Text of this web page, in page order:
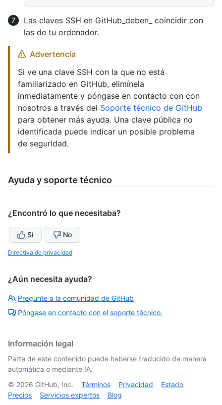
Las claves SSH en GitHub_deben_ coincidir con
las de tu ordenador.
Advertencia
Si ve una clave SSH con la que no está
familiarizado en GitHub, elimínela
inmediatamente y póngase en contacto con con
nosotros a través del Soporte técnico de GitHub
para obtener más ayuda. Una clave pública no
identificada puede indicar un posible problema
de seguridad.
Ayuda y soporte técnico
¿Encontró lo que necesitaba?
Sí No
Directiva de privacidad
¿Aún necesita ayuda?
Pregunte a la comunidad de GitHub
Póngase en contacto con el soporte técnico.
Información legal
Parte de este contenido puede haberse traducido de manera
automática o mediante IA.
© 2026 GitHub, Inc. Términos Privacidad
Estado
Precios
Servicios expertos Blog